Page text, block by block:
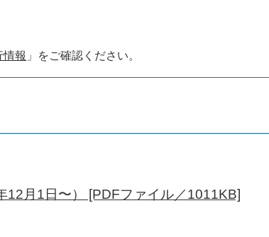
情報 」をご確認ください。
12月1日〜） [PDFファイル／1011KB]